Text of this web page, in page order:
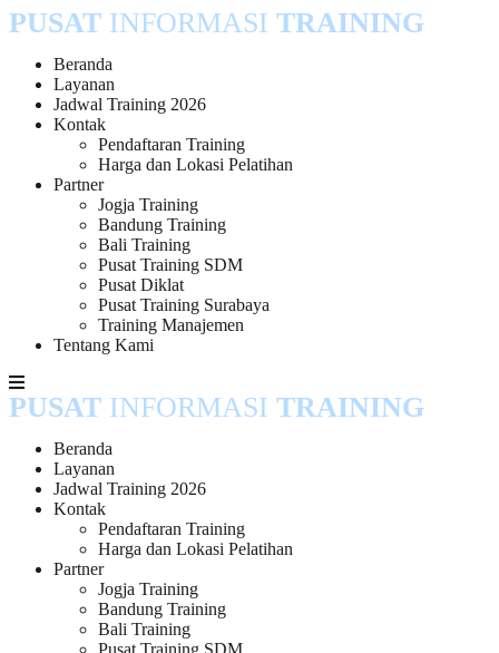
Skip
to
content
PUSAT INFORMASI TRAINING
Beranda
Layanan
Jadwal Training 2026
Kontak
Pendaftaran Training
Harga dan Lokasi Pelatihan
Partner
Jogja Training
Bandung Training
Bali Training
Pusat Training SDM
Pusat Diklat
Pusat Training Surabaya
Training Manajemen
Tentang Kami
PUSAT INFORMASI TRAINING
Beranda
Layanan
Jadwal Training 2026
Kontak
Pendaftaran Training
Harga dan Lokasi Pelatihan
Partner
Jogja Training
Bandung Training
Bali Training
Pusat Training SDM